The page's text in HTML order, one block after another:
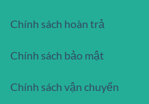
Chính sách hoàn trả
Chính sách bảo mật
Chính sách vận chuyển